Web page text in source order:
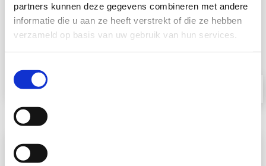
partners kunnen deze gegevens combineren met andere
informatie die u aan ze heeft verstrekt of die ze hebben
verzameld op basis van uw gebruik van hun services.